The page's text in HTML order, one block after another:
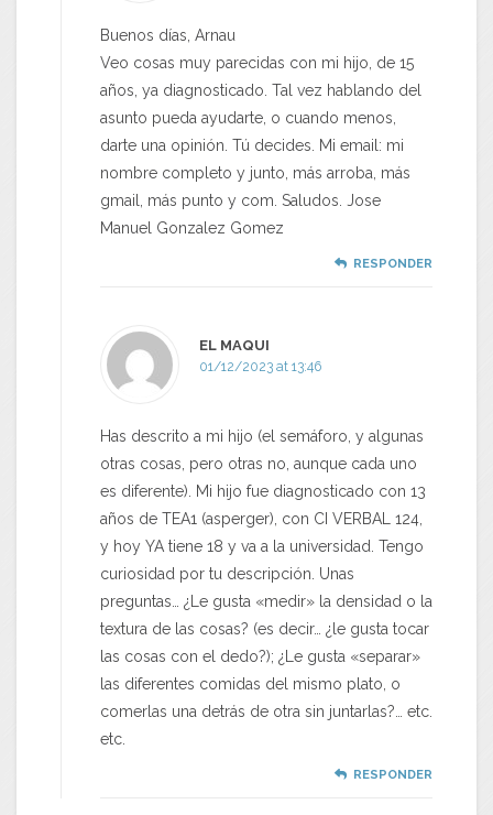
Buenos días, Arnau
Veo cosas muy parecidas con mi hijo, de 15
años, ya diagnosticado. Tal vez hablando del
asunto pueda ayudarte, o cuando menos,
darte una opinión. Tú decides. Mi email: mi
nombre completo y junto, más arroba, más
gmail, más punto y com. Saludos. Jose
Manuel Gonzalez Gomez
RESPONDER
EL MAQUI
01/12/2023 at 13:46
Has descrito a mi hijo (el semáforo, y algunas
otras cosas, pero otras no, aunque cada uno
es diferente). Mi hijo fue diagnosticado con 13
años de TEA1 (asperger), con CI VERBAL 124,
y hoy YA tiene 18 y va a la universidad. Tengo
curiosidad por tu descripción. Unas
preguntas… ¿Le gusta «medir» la densidad o la
textura de las cosas? (es decir… ¿le gusta tocar
las cosas con el dedo?); ¿Le gusta «separar»
las diferentes comidas del mismo plato, o
comerlas una detrás de otra sin juntarlas?… etc.
etc.
RESPONDER